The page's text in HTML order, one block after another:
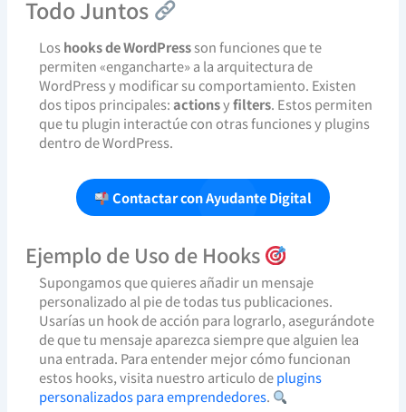
Todo Juntos
Loshooks de WordPressson funciones que te
permiten «engancharte» a la arquitectura de
WordPress y modificar su comportamiento. Existen
dos tipos principales:actionsyfilters. Estos permiten
que tu plugin interactúe con otras funciones y plugins
dentro de WordPress.
Contactar con Ayudante Digital
Ejemplo de Uso de Hooks
Supongamos que quieres añadir un mensaje
personalizado al pie de todas tus publicaciones.
Usarías un hook de acción para lograrlo, asegurándote
de que tu mensaje aparezca siempre que alguien lea
una entrada. Para entender mejor cómo funcionan
estos hooks, visita nuestro articulo deplugins
personalizados para emprendedores.